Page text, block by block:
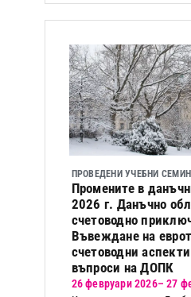
ПРОВЕДЕНИ УЧЕБНИ
Промените в
2026 г. Данъчно
счетоводно
Въвеждане на
счетоводни
въпроси на ДОПК
26 февруари 2026– 27